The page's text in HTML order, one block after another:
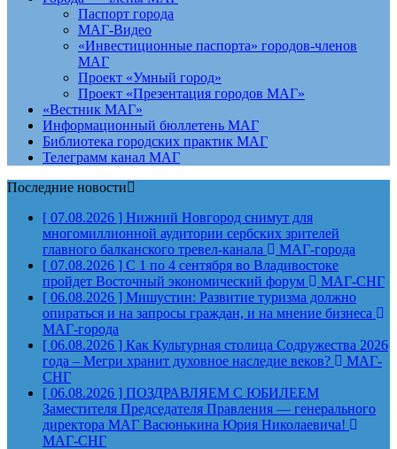
Паспорт города
МАГ-Видео
«Инвестиционные паспорта» городов-членов
МАГ
Проект «Умный город»
Проект «Презентация городов МАГ»
«Вестник МАГ»
Информационный бюллетень МАГ
Библиотека городских практик МАГ
Телеграмм канал МАГ
Последние новости
[ 07.08.2026 ] Нижний Новгород снимут для
многомиллионной аудитории сербских зрителей
главного балканского тревел-канала
МАГ-города
[ 07.08.2026 ] С 1 по 4 сентября во Владивостоке
пройдет Восточный экономический форум
МАГ-СНГ
[ 06.08.2026 ] Мишустин: Развитие туризма должно
опираться и на запросы граждан, и на мнение бизнеса
МАГ-города
[ 06.08.2026 ] Как Культурная столица Содружества 2026
года – Мегри хранит духовное наследие веков?
МАГ-
СНГ
[ 06.08.2026 ] ПОЗДРАВЛЯЕМ С ЮБИЛЕЕМ
Заместителя Председателя Правления — генерального
директора МАГ Васюнькина Юрия Николаевича!
МАГ-СНГ